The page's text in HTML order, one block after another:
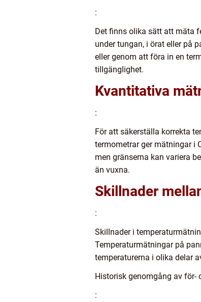
:
Det finns olika sätt att mäta
under tungan, i örat eller på
eller genom att föra in en
tillgänglighet.
Kvantitativa
:
För att säkerställa korrekta
termometrar ger mätningar i
men gränserna kan variera
än vuxna.
Skillnader
:
Skillnader i
Temperaturmätningar på
temperaturerna i olika delar
Historisk genomgång av
: